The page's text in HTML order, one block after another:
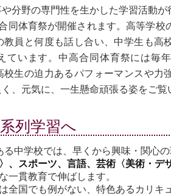
分野の専門性を生かした学習活動が
同体育祭が開催されます。高等学校
教員と何度も話し合い、中学生も高
ています。中高合同体育祭には毎
校生の迫力あるパフォーマンスや力
、元気に、一生懸命頑張る姿をご覧
列学習へ
中学校では、早くから興味・関心
、スポーツ、言語、芸術〈美術・デ
一貫教育で伸ばします。
全国でも例がない、特色あるカリキ